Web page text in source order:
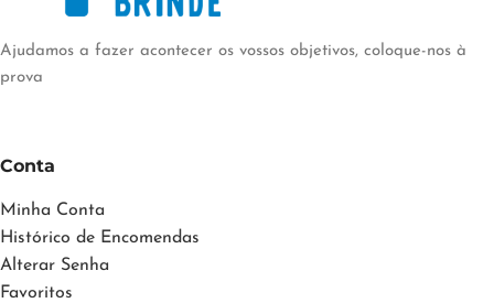
Ajudamos a fazer acontecer os vossos objetivos, coloque-nos à
prova
Conta
Minha Conta
Histórico de Encomendas
Alterar Senha
Favoritos